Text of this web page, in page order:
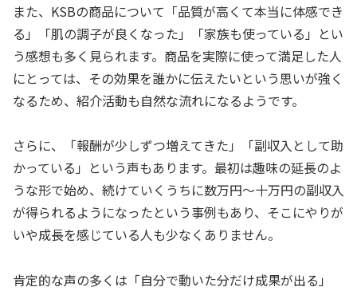
また、KSBの商品について「品質が高くて本当に体感でき
る」「肌の調子が良くなった」「家族も使っている」とい
う感想も多く見られます。商品を実際に使って満足した人
にとっては、その効果を誰かに伝えたいという思いが強く
なるため、紹介活動も自然な流れになるようです。
さらに、「報酬が少しずつ増えてきた」「副収入として助
かっている」という声もあります。最初は趣味の延長のよ
うな形で始め、続けていくうちに数万円〜十万円の副収入
が得られるようになったという事例もあり、そこにやりが
いや成長を感じている人も少なくありません。
肯定的な声の多くは「自分で動いた分だけ成果が出る」